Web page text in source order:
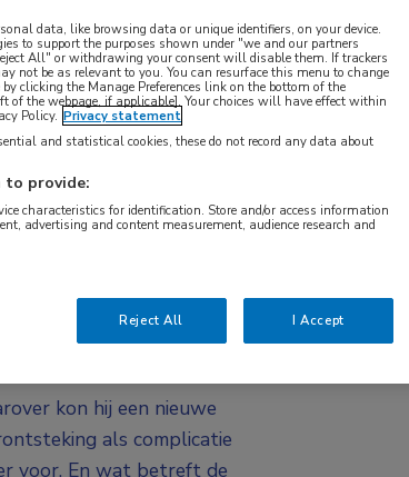
in
gelopen hobby.
naar glaucoom. Maar
dat componist Bach
was geschreven door
wetenschappelijk
van dit onderzoek was
dus praktisch kwam het
een bibliotheek, archief
kon hij een nieuwe
als complicatie
voor. En wat betreft de
data, like browsing data or unique identifiers, on your device.
to support the purposes shown under "we and our partners
All" or withdrawing your consent will disable them. If trackers
not be as relevant to you. You can resurface this menu to change
clicking the Manage Preferences link on the bottom of the
of the webpage, if applicable]. Your choices will have effect within
Policy. Privacy statement
and statistical cookies, these do not record any data about
to provide:
characteristics for identification. Store and/or access information
advertising and content measurement, audience research and
Reject All I Accept